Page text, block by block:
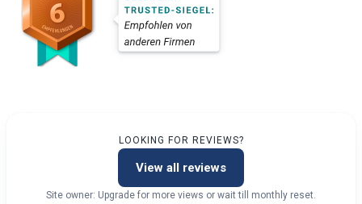
LOOKING FOR REVIEWS?
View all reviews
Site owner: Upgrade for more views or wait till monthly reset.